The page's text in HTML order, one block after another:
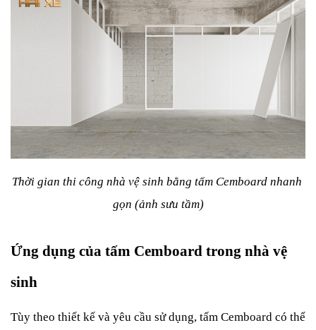
Thời gian thi công nhà vệ sinh bằng tấm Cemboard nhanh
gọn (ảnh sưu tầm)
Ứng dụng của tấm Cemboard trong nhà vệ
sinh
Tùy theo thiết kế và yêu cầu sử dụng, tấm Cemboard có thể